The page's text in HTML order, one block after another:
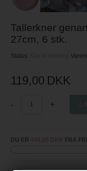
Tallerkner
27cm, 6 stk.
Status: Klar til levering
119,00 DKK
- +
DU ER FRA